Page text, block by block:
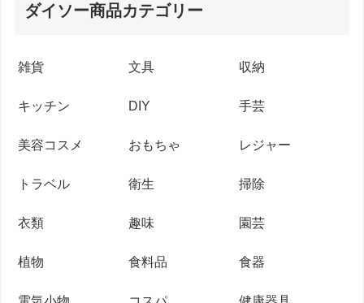
ダイソー商品カテゴリー
雑貨 文具 収納
キッチン DIY 手芸
美容コスメ おもちゃ レジャー
トラベル 衛生 掃除
衣類 趣味 園芸
植物 食料品 食器